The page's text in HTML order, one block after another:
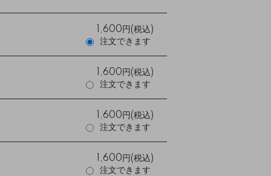
1,600円(税込)
注文できます
1,600円(税込)
注文できます
1,600円(税込)
注文できます
1,600円(税込)
注文できます